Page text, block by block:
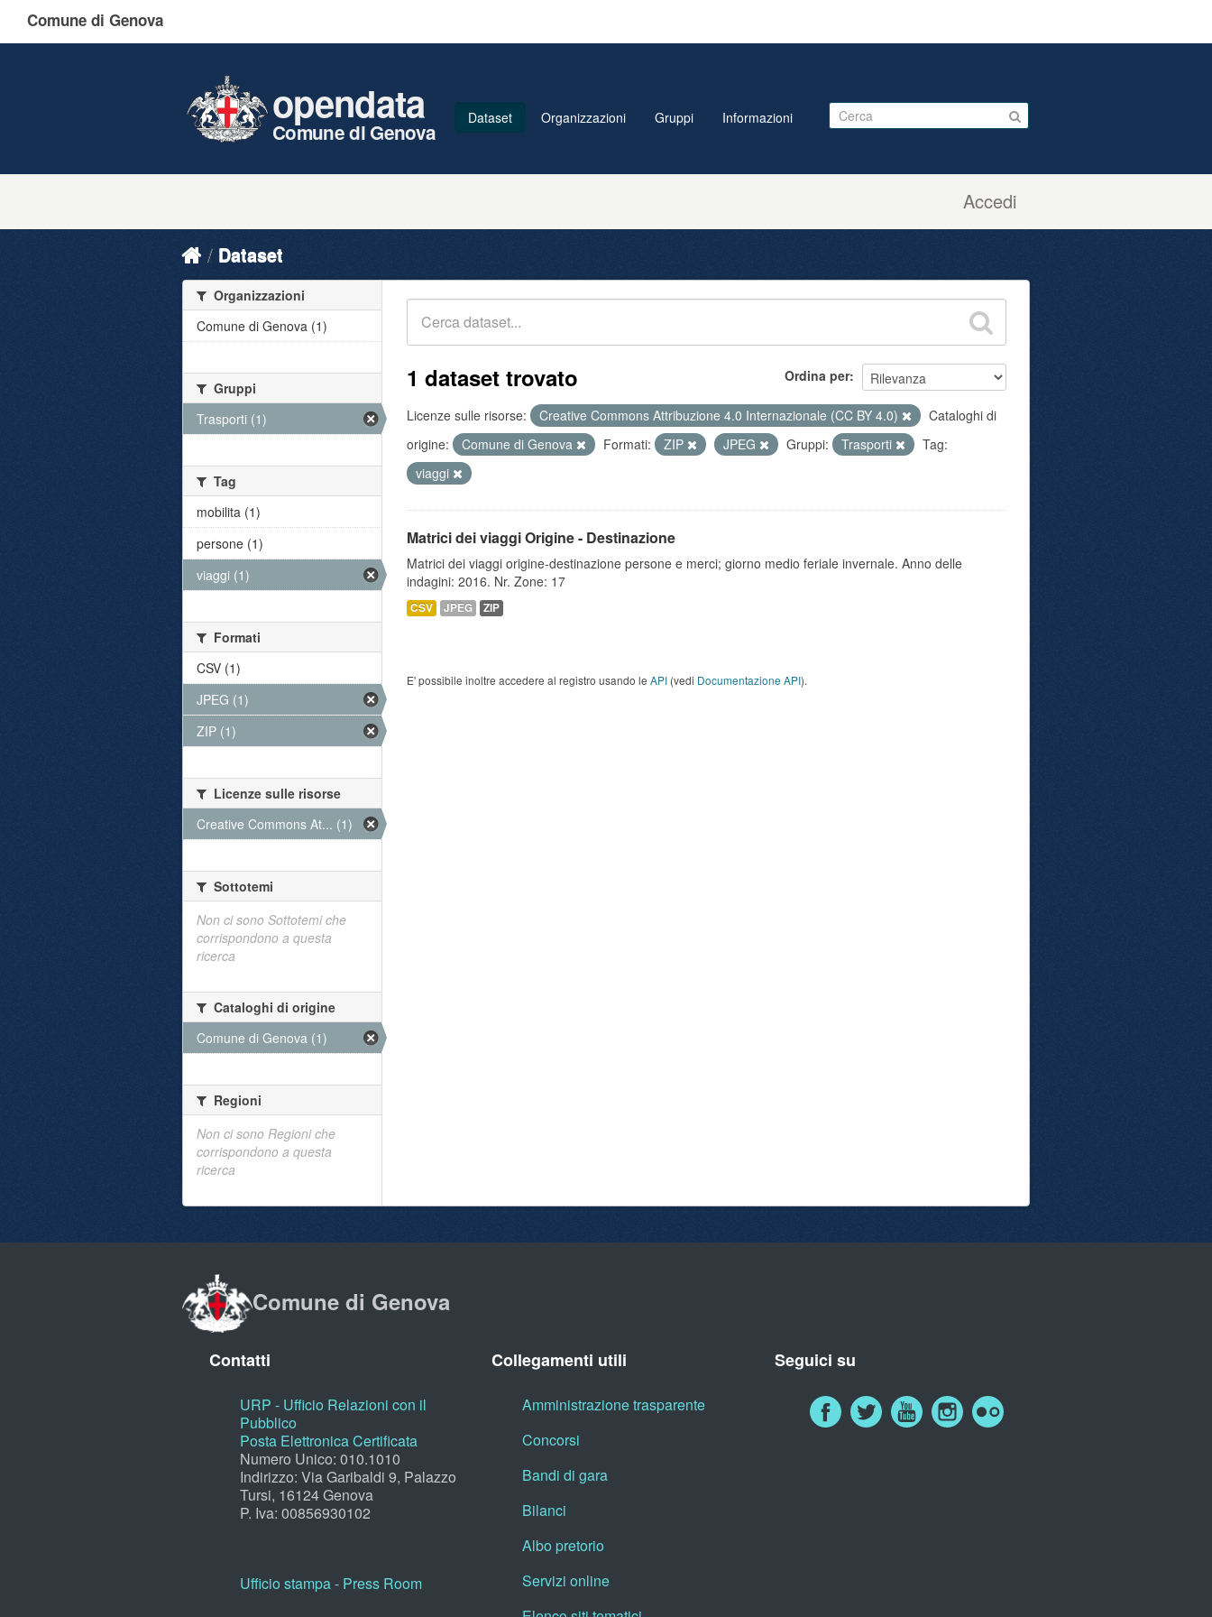
Comune di Genova
Accedi
opendata
Comune di Genova
Dataset Organizzazioni Gruppi Informazioni
Dataset
Ordina per
1 dataset trovato
Licenze sulle risorse: Creative Commons Attribuzione 4.0 Internazionale (CC BY 4.0)
Cataloghi di
origine:
Comune di Genova Formati: ZIP JPEG Gruppi: Trasporti
Tag:
viaggi
Matrici dei viaggi Origine - Destinazione
Matrici dei viaggi origine-destinazione persone e merci; giorno medio feriale invernale. Anno delle
indagini: 2016. Nr. Zone: 17
CSV JPEG ZIP
E' possibile inoltre accedere al registro usando le API (vedi Documentazione API).
Organizzazioni
Comune di Genova (1)
Gruppi
Trasporti (1)
Tag
mobilita (1)
persone (1)
viaggi (1)
Formati
CSV (1)
JPEG (1)
ZIP (1)
Licenze sulle risorse
Creative Commons At... (1)
Sottotemi
Non ci sono Sottotemi che
corrispondono a questa
ricerca
Cataloghi di origine
Comune di Genova (1)
Regioni
Non ci sono Regioni che
corrispondono a questa
ricerca
Comune di Genova
Contatti
URP - Ufficio Relazioni con il
Pubblico
Posta Elettronica Certificata
Numero Unico: 010.1010
Indirizzo: Via Garibaldi 9, Palazzo
Tursi, 16124 Genova
P. Iva: 00856930102
Ufficio stampa - Press Room
Collegamenti utili
Amministrazione trasparente
Concorsi
Bandi di gara
Bilanci
Albo pretorio
Servizi online
Seguici su